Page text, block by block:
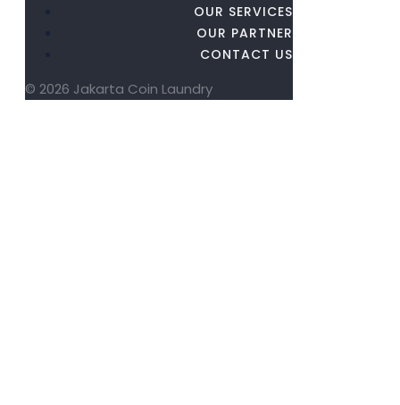
OUR SERVICES
OUR PARTNER
CONTACT US
© 2026 Jakarta Coin Laundry